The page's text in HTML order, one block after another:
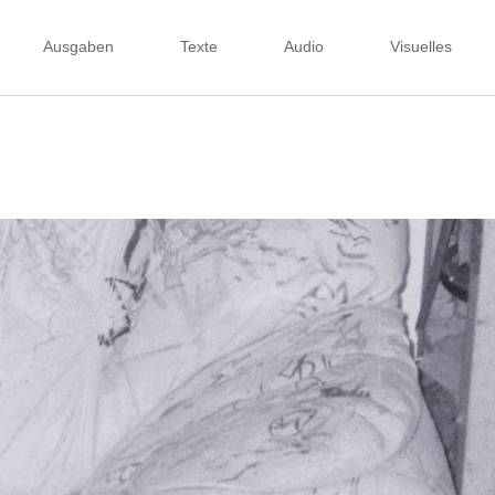
Ausgaben Texte Audio Visuelles